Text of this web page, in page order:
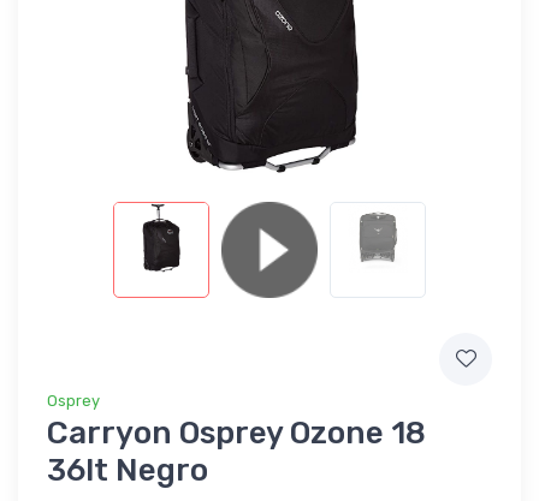
Osprey
Carryon Osprey Ozone 18
36lt Negro